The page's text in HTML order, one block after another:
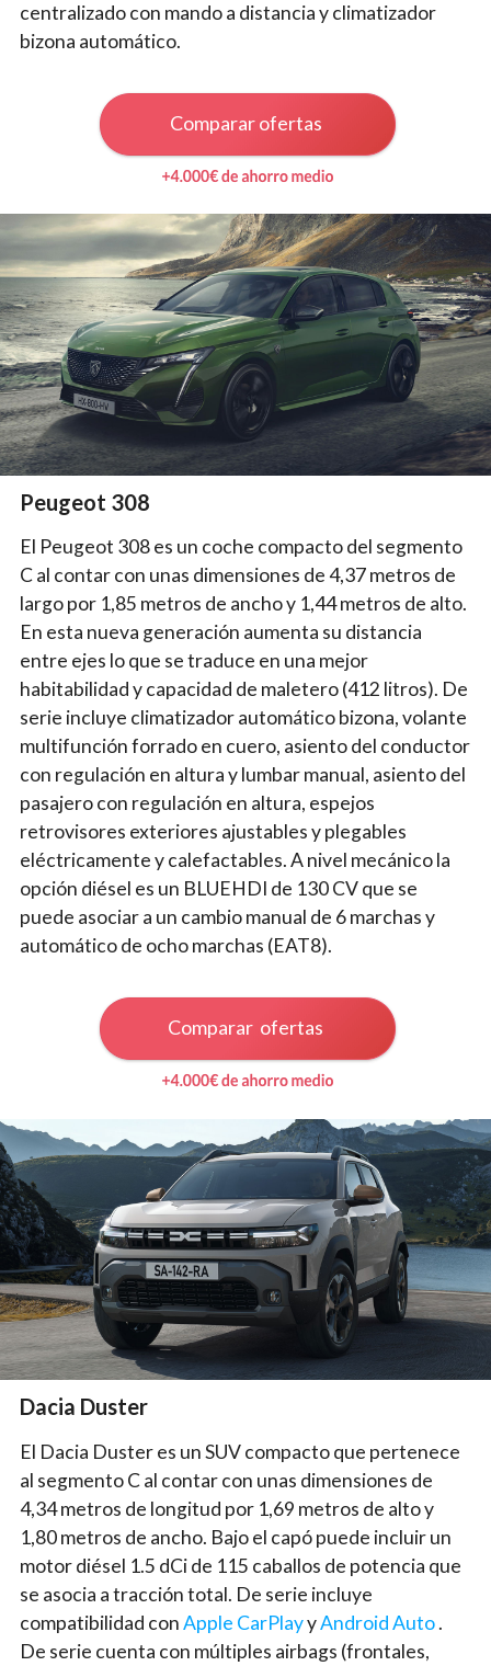
centralizado con mando a distancia y climatizador
bizona automático.
Comparar ofertas
Peugeot 308
El Peugeot 308 es un coche compacto del segmento
C al contar con unas dimensiones de 4,37 metros de
largo por 1,85 metros de ancho y 1,44 metros de alto.
En esta nueva generación aumenta su distancia
entre ejes lo que se traduce en una mejor
habitabilidad y capacidad de maletero (412 litros). De
serie incluye climatizador automático bizona, volante
multifunción forrado en cuero, asiento del conductor
con regulación en altura y lumbar manual, asiento del
pasajero con regulación en altura, espejos
retrovisores exteriores ajustables y plegables
eléctricamente y calefactables. A nivel mecánico la
opción diésel es un BLUEHDI de 130 CV que se
puede asociar a un cambio manual de 6 marchas y
automático de ocho marchas (EAT8).
Comparar ofertas
Dacia Duster
El Dacia Duster es un SUV compacto que pertenece
al segmento C al contar con unas dimensiones de
4,34 metros de longitud por 1,69 metros de alto y
1,80 metros de ancho. Bajo el capó puede incluir un
motor diésel 1.5 dCi de 115 caballos de potencia que
se asocia a tracción total. De serie incluye
compatibilidad conApple CarPlayyAndroid Auto.
De serie cuenta con múltiples airbags (frontales,